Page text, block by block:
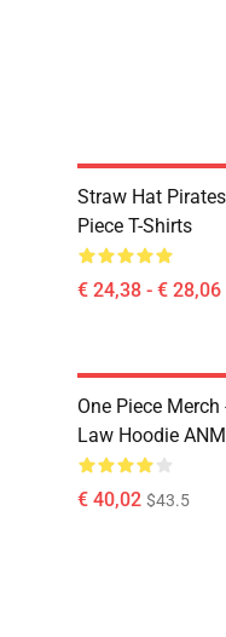
Straw Hat
Piece T-Shirts
€ 24,38 - € 28,06
One Piece
Law Hoodie
€ 40,02 $43.5